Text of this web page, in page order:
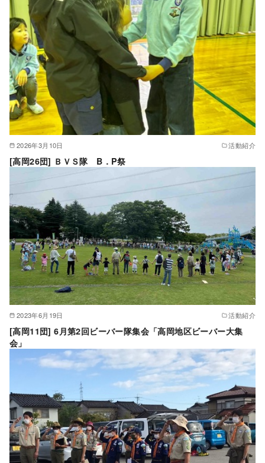
2026年3月10日 活動紹介
[高岡26団] ＢＶＳ隊 B．P祭
2023年6月19日 活動紹介
[高岡11団] 6月第2回ビーバー隊集会「高岡地区ビーバー大集
会」